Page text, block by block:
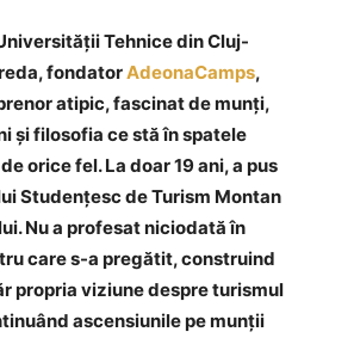
Tehnice din Cluj-
fondatorAdeonaCamps,
atipic, fascinat de munți,
și filosofia ce stă în spatele
orice fel. La doar 19 ani, a pus
Studențesc de Turism Montan
Nu a profesat niciodată în
care s-a pregătit, construind
propria viziune despre turismul
ascensiunile pe munții